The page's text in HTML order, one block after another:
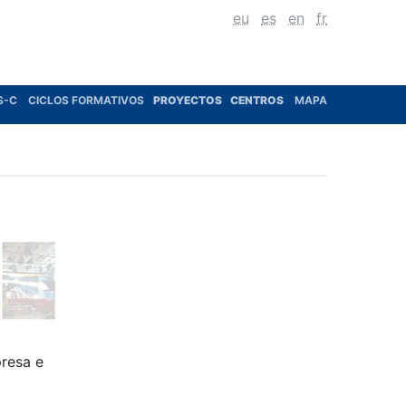
eu es en fr
C CICLOS FORMATIVOS PROYECTOS CENTROS MAPA
e